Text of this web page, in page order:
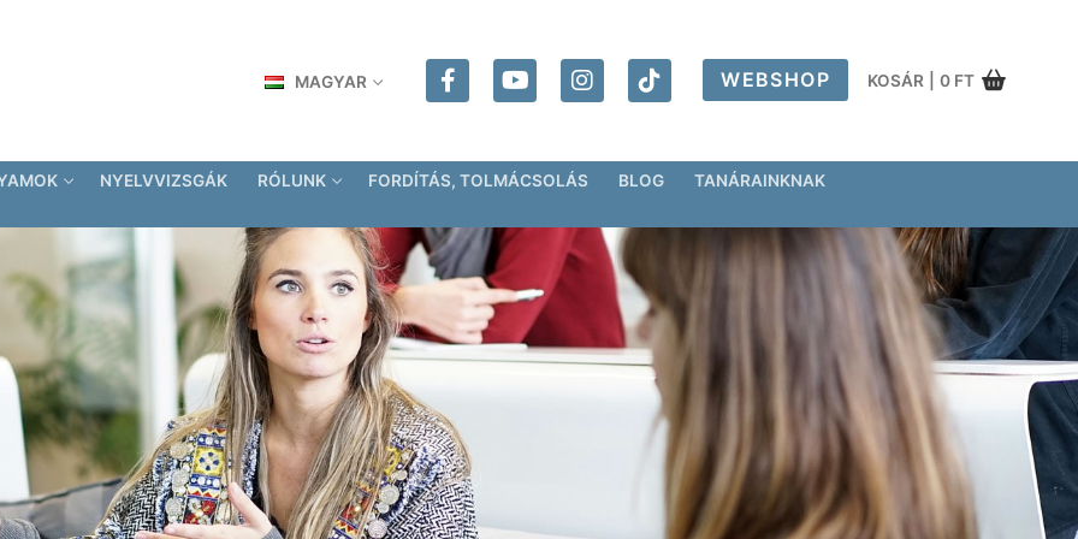
MAGYAR WEBSHOP KOSÁR 0 FT
NYELVVIZSGÁK RÓLUNK FORDÍTÁS, TOLMÁCSOLÁS BLOG
TANÁRAINKNAK